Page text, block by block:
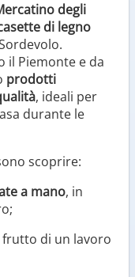
degli
di legno
il Piemonte e da
prodotti
, ideali per
durante le
scoprire:
a mano, in
frutto di un lavoro